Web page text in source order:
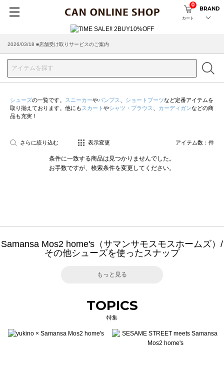
カート
0
BRAND
2026/03/18 ■店舗受け取りサービスのご案内
シューズの一覧です。 スニーカーやパンプス ショートブーツなど定番アイテムを
取り揃えております。他にも スカート やシャツ・ブラウス カーディガンなどの商
品も充実！
さらに絞り込む 表示変更 アイテム数： 件
条件に一致する商品は見つかりませんでした。
お手数ですが、検索条件を変更してください。
Samansa Mos2 home's（サマンサモスモスホームズ）/
その他シューズを使ったスナップ
もっと見る
TOPICS
特集